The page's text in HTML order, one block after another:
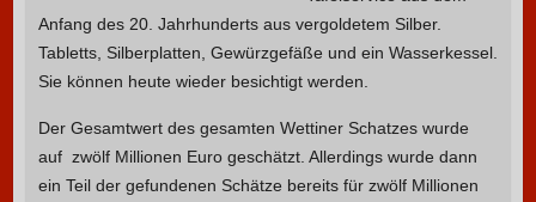
Anfang des 20. Jahrhunderts aus vergoldetem Silber.
Tabletts, Silberplatten, Gewürzgefäße und ein Wasserkessel.
Sie können heute wieder besichtigt werden.
Der Gesamtwert des gesamten Wettiner Schatzes wurde
auf zwölf Millionen Euro geschätzt. Allerdings wurde dann
ein Teil der gefundenen Schätze bereits für zwölf Millionen